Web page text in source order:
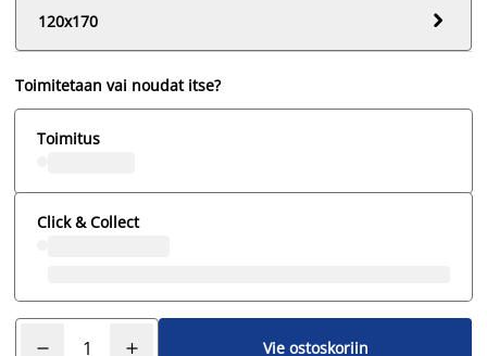
120x170

Toimitetaan vai noudat itse?
Toimitus
Click & Collect
Vie ostoskoriin